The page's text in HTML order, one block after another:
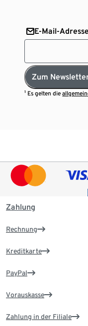
E-Mail-
Zum
¹ Es gelten die
Zahlung
Rechnung
Kreditkarte
PayPal
Vorauskasse
Zahlung in der Filiale